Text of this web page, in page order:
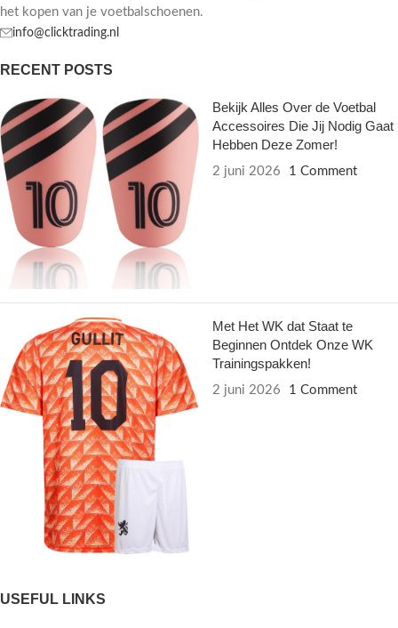
het kopen van je voetbalschoenen.
info@clicktrading.nl
RECENT POSTS
Bekijk Alles Over de Voetbal
Accessoires Die Jij Nodig Gaat
Hebben Deze Zomer!
2 juni 2026 1 Comment
Met Het WK dat Staat te
Beginnen Ontdek Onze WK
Trainingspakken!
2 juni 2026 1 Comment
USEFUL LINKS